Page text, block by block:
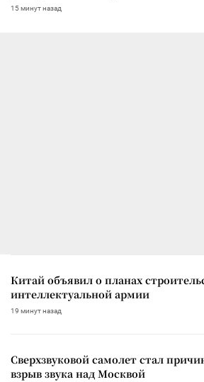
15 минут назад
Китай объявил о планах
интеллектуальной армии
19 минут назад
Сверхзвуковой самолет стал
взрыв звука над Москвой